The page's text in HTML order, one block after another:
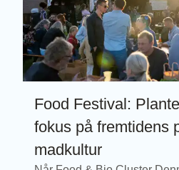
Food Festival:
fokus på fremtidens
madkultur